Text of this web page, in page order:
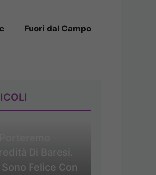
Fuori dal Campo
Di Baresi.
Felice Con